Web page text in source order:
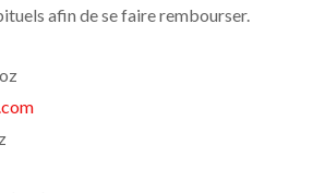
afin de se faire rembourser.